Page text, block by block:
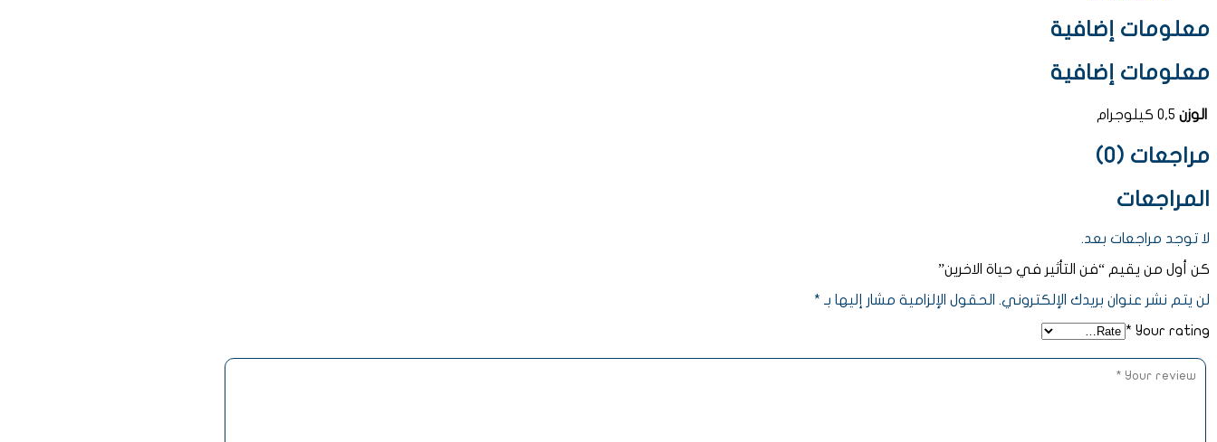
معلومات إضافية
معلومات إضافية
الوزن 0,5 كيلوجرام
مراجعات (0)
المراجعات
لا توجد مراجعات بعد.
كن أول من يقيم “فن التأثير في حياة الاخرين”
لن يتم نشر عنوان بريدك الإلكتروني. الحقول الإلزامية مشار إليها بـ *
Your rating
*